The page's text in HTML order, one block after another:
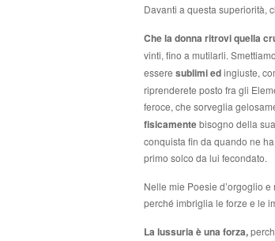
Davanti a questa superiorità,
Che la donna ritrovi quella
vinti, fino a mutilarli.
essere sublimi edingiuste,
riprenderete posto fra gli
feroce, che sorveglia
fisicamentebisogno della
conquista fin da quando ne
primo solco da lui fecondato.
Nelle mie Poesie d’orgoglio
perché imbriglia le forze e le
La lussuria è una forza,